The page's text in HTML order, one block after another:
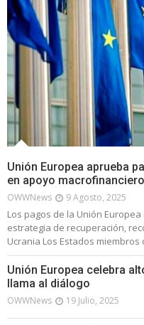
Unión Europea aprueba
en apoyo
OWWNews 9 Agosto, 2025
Los pagos de la Unión
estrategia de recuperación,
Ucrania Los Estados
Unión Europea celebra
llama al diálogo
OWWNews 19 Julio, 2025